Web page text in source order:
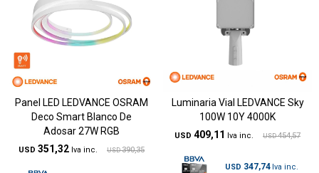
Panel LED LEDVANCE OSRAM
Deco Smart Blanco De
Adosar 27W RGB
USD 351,32 USD 390,35
Luminaria Vial LEDVANCE Sky
100W 10Y 4000K
USD 409,11 USD 454,57
USD 347,74